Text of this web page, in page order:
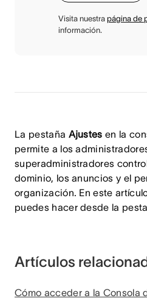
Visita nuestra página de
información.
La pestaña Ajustes en la
permite a los
superadministradores
dominio, los anuncios y el
organización. En este
puedes hacer desde la
Artículos
Cómo acceder a la Consola